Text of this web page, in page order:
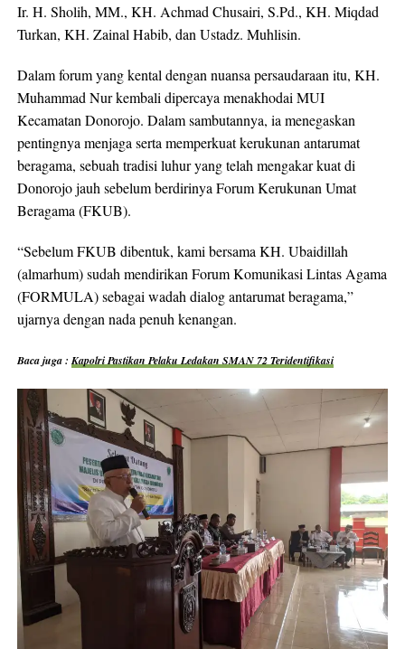
Ir. H. Sholih, MM., KH. Achmad Chusairi, S.Pd., KH. Miqdad
Turkan, KH. Zainal Habib, dan Ustadz. Muhlisin.
Dalam forum yang kental dengan nuansa persaudaraan itu, KH.
Muhammad Nur kembali dipercaya menakhodai MUI
Kecamatan Donorojo. Dalam sambutannya, ia menegaskan
pentingnya menjaga serta memperkuat kerukunan antarumat
beragama, sebuah tradisi luhur yang telah mengakar kuat di
Donorojo jauh sebelum berdirinya Forum Kerukunan Umat
Beragama (FKUB).
“Sebelum FKUB dibentuk, kami bersama KH. Ubaidillah
(almarhum) sudah mendirikan Forum Komunikasi Lintas Agama
(FORMULA) sebagai wadah dialog antarumat beragama,”
ujarnya dengan nada penuh kenangan.
Baca juga : Kapolri Pastikan Pelaku Ledakan SMAN 72 Teridentifikasi